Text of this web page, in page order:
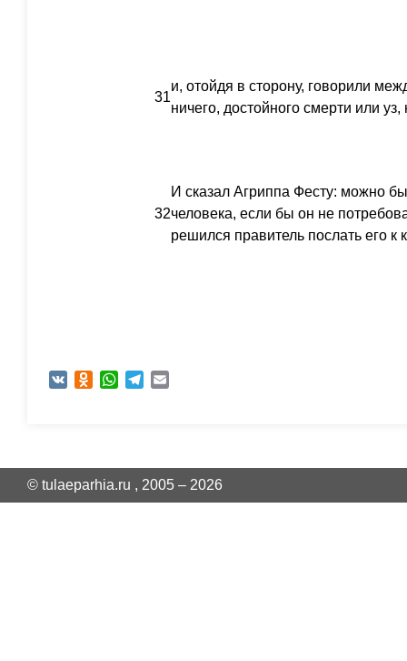
31
и, отойдя в сторону, говорили
ничего, достойного смерти или уз,
32
И сказал Агриппа Фесту: можно
человека, если бы он не
решился правитель послать его к
VK Odnoklassniki
WhatsAppTelegram
© tulaeparhia.ru , 2005 – 2026